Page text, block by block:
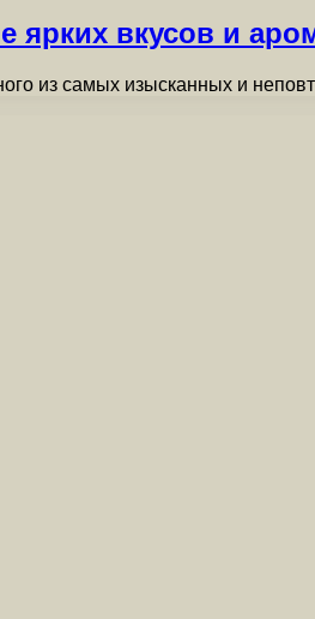
ярких вкусов и
из самых изысканных и